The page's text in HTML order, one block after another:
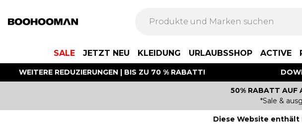
SALE JETZT NEU KLEIDUNG URLAUBSSHOP ACTIVE
WEITERE REDUZIERUNGEN | BIS ZU 70 % RABATT!
50% RABATT AUF
*Sale &
Diese Website